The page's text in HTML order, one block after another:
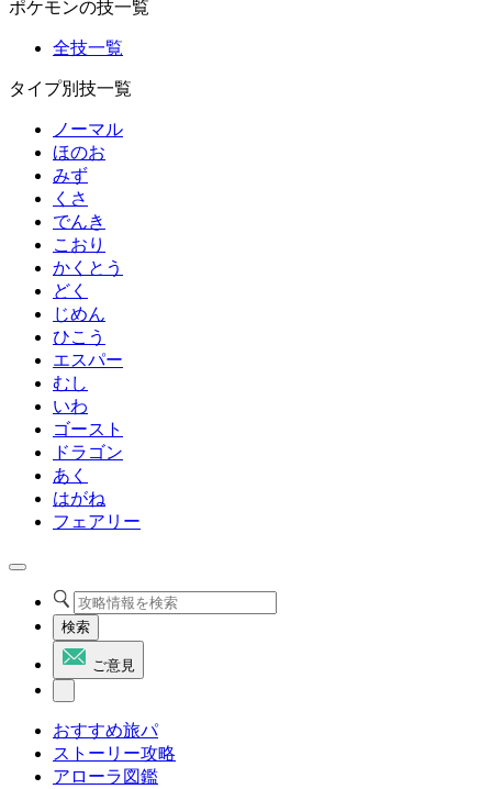
ポケモンの技一覧
全技一覧
タイプ別技一覧
ノーマル
ほのお
みず
くさ
でんき
こおり
かくとう
どく
じめん
ひこう
エスパー
むし
いわ
ゴースト
ドラゴン
あく
はがね
フェアリー
検索
ご意見
おすすめ旅パ
ストーリー攻略
アローラ図鑑